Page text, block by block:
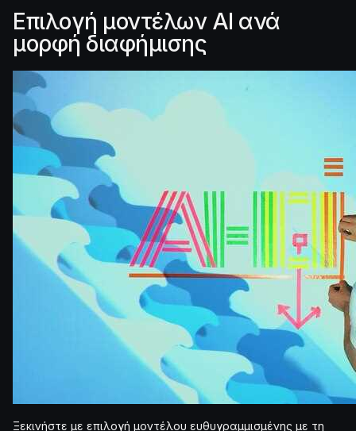
Επιλογή μοντέλων AI ανά
μορφή διαφήμισης
Ξεκινήστε με επιλογή μοντέλου ευθυγραμμισμένης με τη